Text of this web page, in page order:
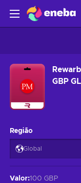
GBP
Região
Global
Valor:100 GBP